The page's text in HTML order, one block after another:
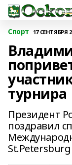
Спорт 17 СЕНТЯБРЯ
турнира
Президент
поздравил